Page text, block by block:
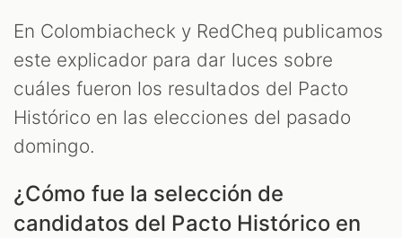
En Colombiacheck y RedCheq publicamos
este explicador para dar luces sobre
cuáles fueron los resultados del Pacto
Histórico en las elecciones del pasado
domingo.
¿Cómo fue la selección de
candidatos del Pacto Histórico en